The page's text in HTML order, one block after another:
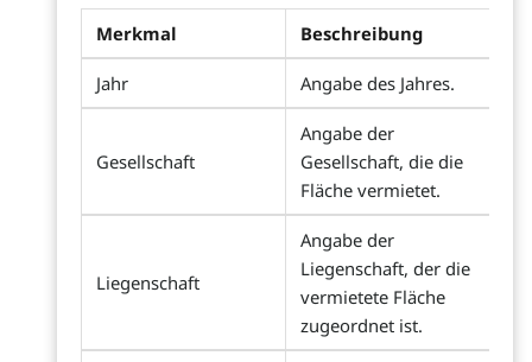
Merkmal Beschreibung
Jahr Angabe des Jahres.
Gesellschaft
Angabe der
Gesellschaft, die die
Fläche vermietet.
Liegenschaft
Angabe der
Liegenschaft, der die
vermietete Fläche
zugeordnet ist.